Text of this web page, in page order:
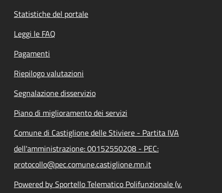
Statistiche del portale
Leggi le FAQ
Pagamenti
Riepilogo valutazioni
Segnalazione disservizio
Piano di miglioramento dei servizi
Comune di Castiglione delle Stiviere - Partita IVA
dell'amministrazione: 00152550208 - PEC:
protocollo@pec.comune.castiglione.mn.it
Powered by Sportello Telematico Polifunzionale (v.